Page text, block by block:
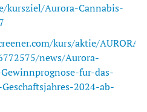
kursziel/Aurora-Cannabis-
kurs/aktie/AURORA-
news/Aurora-
fur-das-
2024-ab-